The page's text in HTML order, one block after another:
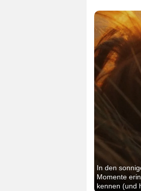
In den
Momente
kennen (und